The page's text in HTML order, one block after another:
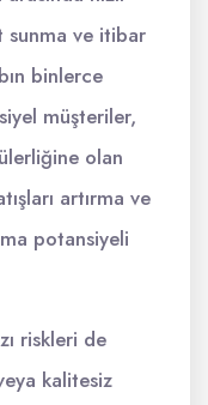
sunma ve itibar
binlerce
müşteriler,
olan
artırma ve
potansiyeli
riskleri de
kalitesiz